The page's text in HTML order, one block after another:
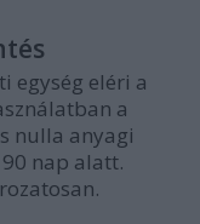
egység eléri a
a
nulla anyagi
nap alatt.